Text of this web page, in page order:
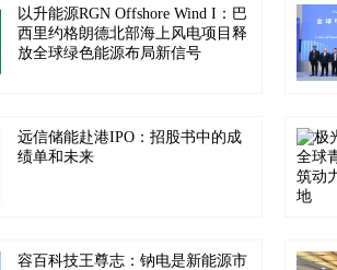
以升能源RGN Offshore Wind I：巴
西里约格朗德北部海上风电项目释
放全球绿色能源布局新信号
远信储能赴港IPO：招股书中的成
绩单和未来
容百科技王尊志：钠电是新能源市